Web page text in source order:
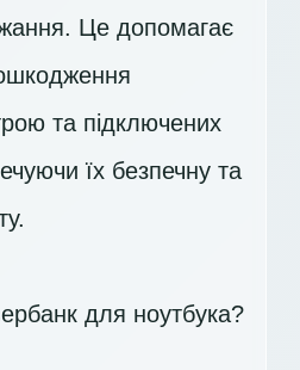
Це допомагає
та підключених
їх безпечну та
для ноутбука?